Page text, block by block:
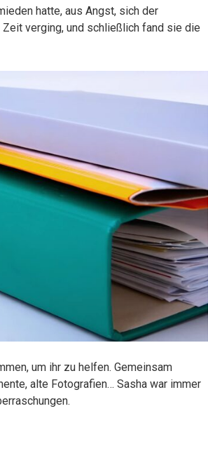
hatte, aus Angst, sich der
verging, und schließlich fand sie die
um ihr zu helfen. Gemeinsam
alte Fotografien… Sasha war immer